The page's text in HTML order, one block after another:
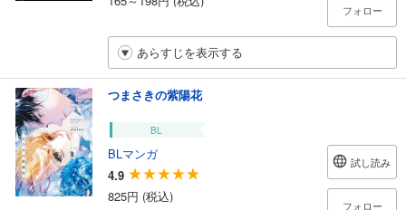
フォロー
あらすじを表示する
つまさきの紫陽花
BL
BLマンガ
4.9
825円 (税込)
試し読み
フォロー